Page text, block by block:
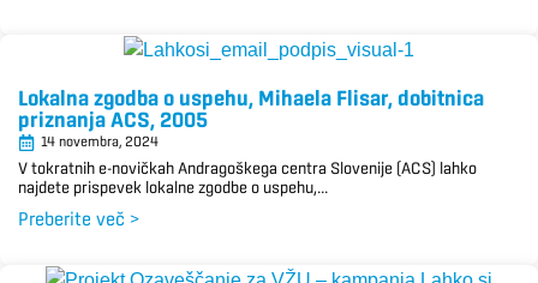
Lokalna zgodba o uspehu, Mihaela Flisar, dobitnica
priznanja ACS, 2005
14 novembra, 2024
V tokratnih e-novičkah Andragoškega centra Slovenije (ACS) lahko
najdete prispevek lokalne zgodbe o uspehu,...
Preberite več >